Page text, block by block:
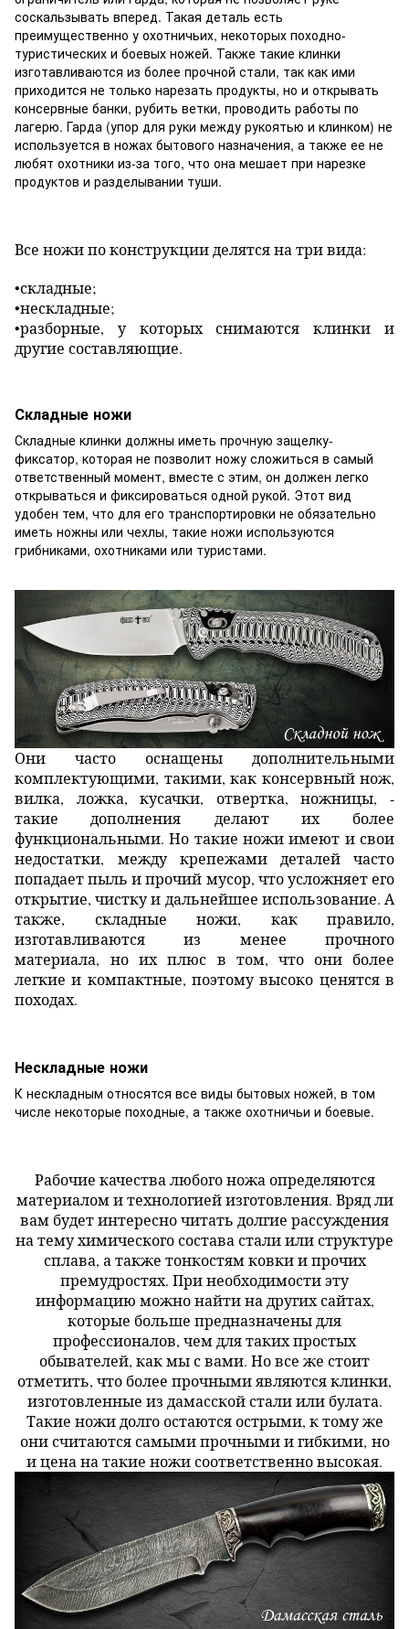
соскальзывать вперед. Такая деталь есть
преимущественно у охотничьих, некоторых походно-
туристических и боевых ножей. Также такие клинки
изготавливаются из более прочной стали, так как ими
приходится не только нарезать продукты, но и открывать
консервные банки, рубить ветки, проводить работы по
лагерю. Гарда (упор для руки между рукоятью и клинком) не
используется в ножах бытового назначения, а также ее не
любят охотники из-за того, что она мешает при нарезке
продуктов и разделывании туши.
Все ножи по конструкции делятся на три вида:
•складные;
•нескладные;
•разборные, у которых снимаются клинки и
другие составляющие.
Складные ножи
Складные клинки должны иметь прочную защелку-
фиксатор, которая не позволит ножу сложиться в самый
ответственный момент, вместе с этим, он должен легко
открываться и фиксироваться одной рукой. Этот вид
удобен тем, что для его транспортировки не обязательно
иметь ножны или чехлы, такие ножи используются
грибниками, охотниками или туристами.
Они часто оснащены дополнительными
комплектующими, такими, как консервный нож,
вилка, ложка, кусачки, отвертка, ножницы, -
такие дополнения делают их более
функциональными. Но такие ножи имеют и свои
недостатки, между крепежами деталей часто
попадает пыль и прочий мусор, что усложняет его
открытие, чистку и дальнейшее использование. А
также, складные ножи, как правило,
изготавливаются из менее прочного
материала, но их плюс в том, что они более
легкие и компактные, поэтому высоко ценятся в
походах.
Нескладные ножи
К нескладным относятся все виды бытовых ножей, в том
числе некоторые походные, а также охотничьи и боевые.
Рабочие качества любого ножа определяются
материалом и технологией изготовления. Вряд ли
вам будет интересно читать долгие рассуждения
на тему химического состава стали или структуре
сплава, а также тонкостям ковки и прочих
премудростях. При необходимости эту
информацию можно найти на других сайтах,
которые больше предназначены для
профессионалов, чем для таких простых
обывателей, как мы с вами. Но все же стоит
отметить, что более прочными являются клинки,
изготовленные из дамасской стали или булата.
Такие ножи долго остаются острыми, к тому же
они считаются самыми прочными и гибкими, но
и цена на такие ножи соответственно высокая.